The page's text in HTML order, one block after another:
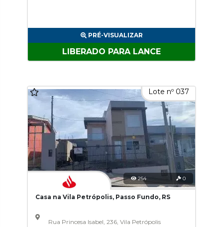
PRÉ-VISUALIZAR
LIBERADO PARA LANCE
Lote nº 037
254 0
Casa na Vila Petrópolis, Passo Fundo, RS
Rua Princesa Isabel, 236, Vila Petrópolis